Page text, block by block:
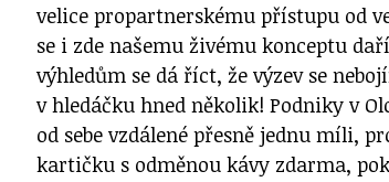
velice propartnerskému přístupu od
se i zde našemu živému konceptu
výhledům se dá říct, že výzev se
v hledáčku hned několik! Podniky v
od sebe vzdálené přesně jednu míli,
kartičku s odměnou kávy zdarma,